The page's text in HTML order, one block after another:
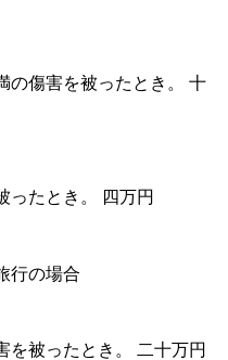
の傷害を被ったとき。 十
ったとき。 四万円
行の場合
を被ったとき。 二十万円